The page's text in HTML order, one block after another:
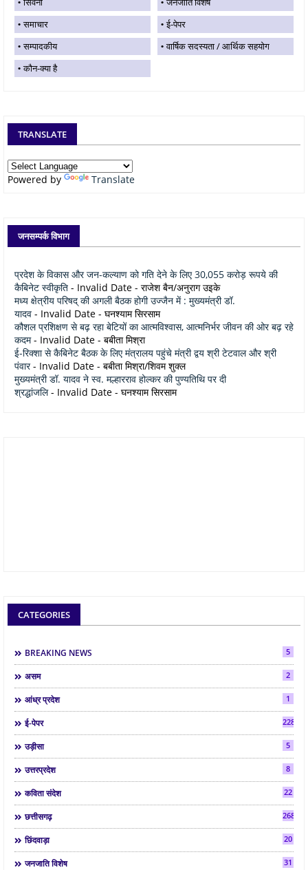
समाचार
ई-पेपर
सम्पादकीय
वार्षिक सदस्यता / आर्थिक सहयोग
कौन-क्या है
TRANSLATE
Powered by Translate
जनसम्पर्क विभाग
प्रदेश के विकास और जन-कल्याण को गति देने के लिए 30,055 करोड़ रूपये की
कैबिनेट स्वीकृति - Invalid Date - राजेश बैन/अनुराग उइके
मध्य क्षेत्रीय परिषद् की अगली बैठक होगी उज्जैन में : मुख्यमंत्री डॉ.
यादव - Invalid Date - घनश्याम सिरसाम
कौशल प्रशिक्षण से बढ़ रहा बेटियों का आत्मविश्वास, आत्मनिर्भर जीवन की ओर बढ़ रहे
कदम- Invalid Date - बबीता मिश्रा
ई-रिक्शा से कैबिनेट बैठक के लिए मंत्रालय पहुंचे मंत्री द्वय श्री टेटवाल और श्री
पंवार- Invalid Date - बबीता मिश्रा/शिवम शुक्ल
मुख्यमंत्री डॉ. यादव ने स्व. मल्हारराव होल्कर की पुण्यतिथि पर दी
श्रद्धांजलि- Invalid Date - घनश्याम सिरसाम
CATEGORIES
BREAKING NEWS 5
असम 2
आंध्र प्रदेश 1
ई-पेपर 2286
उड़ीसा 5
उत्तरप्रदेश 8
कविता संदेश 22
छत्तीसगढ़ 268
छिंदवाड़ा 20
जनजाति विशेष 31